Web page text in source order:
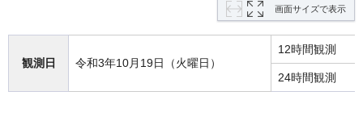
画面サイズで表示
観測日 令和3年10月19日（火曜日）
12時間観測
24時間観測